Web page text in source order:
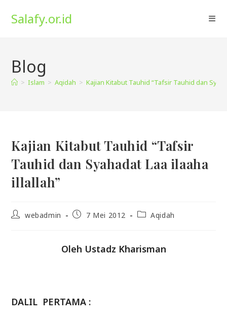
Salafy.or.id
Blog
> Islam > Aqidah > Kajian Kitabut Tauhid “Tafsir Tauhid dan
Kajian Kitabut Tauhid “Tafsir
Tauhid dan Syahadat Laa ilaaha
illallah”
Postwebadmin
Post7 Mei 2012
PostAqidah
Oleh Ustadz Kharisman
DALIL PERTAMA :